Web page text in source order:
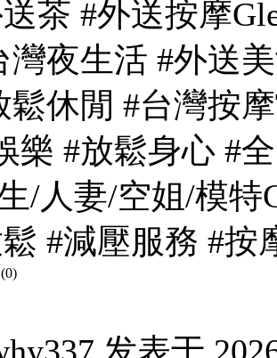
茶 #外送按摩
灣夜生活 #外送
鬆休閒 #台灣按
樂 #放鬆身心 #
/人妻/空姐/模特
#減壓服務 #按
(0)